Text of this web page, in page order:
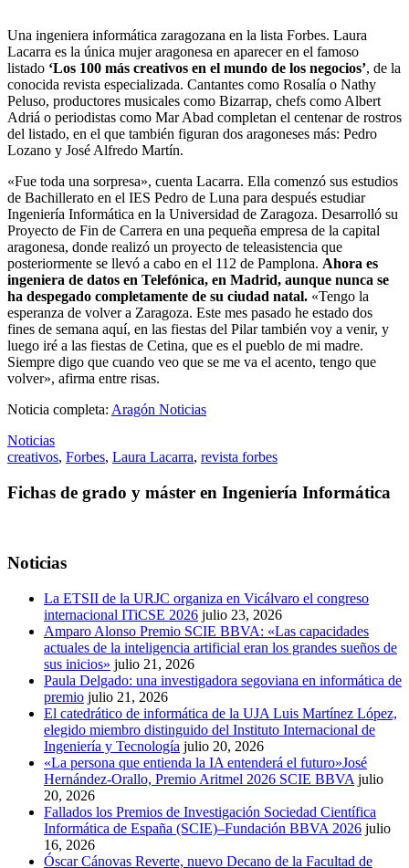
Una ingeniera informática zaragozana en la lista Forbes. Laura
Lacarra es la única mujer aragonesa en aparecer en el famoso
listado ‘Los 100 más creativos en el mundo de los negocios’, de la
conocida revista especializada. Cantantes como Rosalía o Nathy
Peluso, productores musicales como Bizarrap, chefs como Albert
Adriá o periodistas como Mar Abad completan el centenar de rostros
del listado, en el que también figuran dos aragoneses más: Pedro
Lozano y José Alfredo Martín.
«Fue toda una sorpresa», cuenta Lacarra. Ella comenzó sus estudios
de Bachillerato en el IES Pedro de Luna para después estudiar
Ingeniería Informática en la Universidad de Zaragoza. Desarrolló su
Proyecto de Fin de Carrera en una pequeña empresa de la capital
aragonesa, donde realizó un proyecto de teleasistencia que
posteriormente se llevó a cabo en el 112 de Pamplona. Ahora es
ingeniera de datos en Telefónica, en Madrid, aunque nunca se
ha despegado completamente de su ciudad natal. «Tengo la
esperanza de volver a Zaragoza. Este mes pasado he estado dos
fines de semana aquí, en las fiestas del Pilar también voy a venir, y
luego iré a las fiestas de Cetina, que es el pueblo de mi madre.
Siempre digo que cuando veo que se me va el acento, tengo que
volver», afirma entre risas.
Noticia completa: Aragón Noticias
Noticias
creativos, Forbes, Laura Lacarra, revista forbes
Fichas de grado y máster en Ingeniería Informática
Noticias
La ETSII de la URJC organiza en Vicálvaro el congreso
internacional ITiCSE 2026 julio 23, 2026
Amparo Alonso Premio SCIE BBVA: «Las capacidades
actuales de la inteligencia artificial eran los grandes sueños de
sus inicios» julio 21, 2026
Paula Delgado: una investigadora segoviana en informática de
premio julio 21, 2026
El catedrático de informática de la UJA Luis Martínez López,
elegido miembro distinguido del Instituto Internacional de
Ingeniería y Tecnología julio 20, 2026
«La persona que entienda la IA entenderá el futuro»José
Hernández-Orallo, Premio Aritmel 2026 SCIE BBVA julio
20, 2026
Fallados los Premios de Investigación Sociedad Científica
Informática de España (SCIE)–Fundación BBVA 2026 julio
16, 2026
Óscar Cánovas Reverte, nuevo Decano de la Facultad de